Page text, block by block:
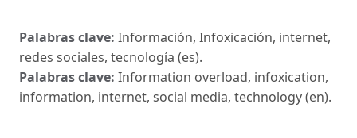
Palabras clave: Información, Infoxicación, internet,
redes sociales, tecnología (es).
Palabras clave: Information overload, infoxication,
information, internet, social media, technology (en).